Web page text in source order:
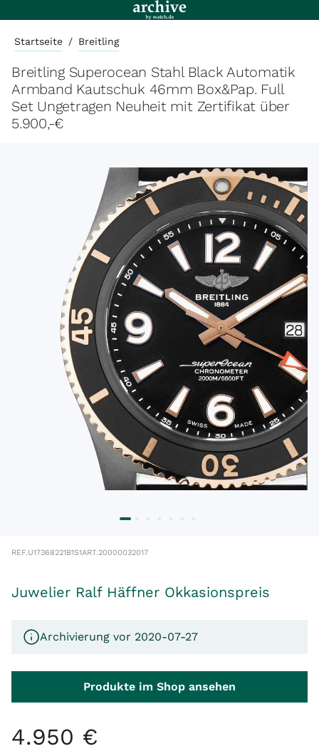
Startseite / Breitling
Breitling Superocean Stahl Black Automatik
Armband Kautschuk 46mm Box&Pap. Full
Set Ungetragen Neuheit mit Zertifikat über
5.900,-€
REF.U17368221B1S1ART.20000032017
Juwelier Ralf Häffner Okkasionspreis
Archivierung vor 2020-07-27
Produkte im Shop ansehen
4.950 €